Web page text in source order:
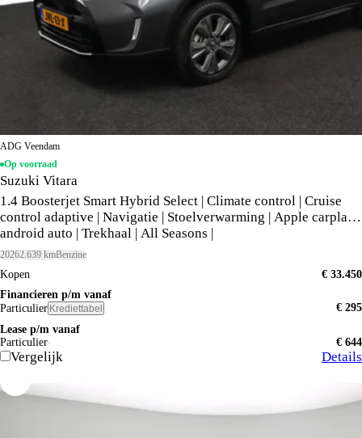
ADG Veendam
Op voorraad
Suzuki Vitara
1.4 Boosterjet Smart Hybrid Select | Climate control | Cruise
control adaptive | Navigatie | Stoelverwarming | Apple carplay,
android auto | Trekhaal | All Seasons |
20262.639 kmBenzine
Kopen
€ 33.450
Financieren p/m vanaf
Particulier Krediettabel
€ 295
Lease p/m vanaf
Particulier
€ 644
Vergelijk Details